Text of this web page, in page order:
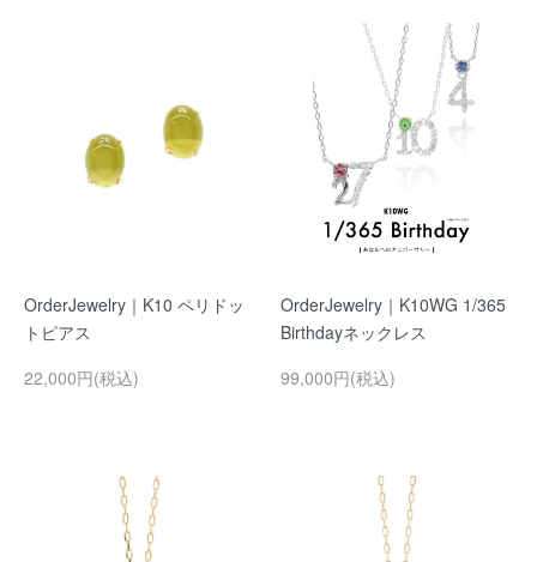
OrderJewelry｜K10 ペリドッ
トピアス
22,000円(税込)
OrderJewelry｜K10WG 1/365
Birthdayネックレス
99,000円(税込)